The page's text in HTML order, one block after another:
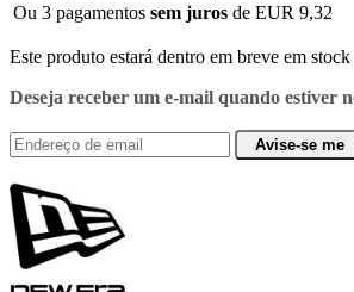
Ou 3 pagamentos sem juros de EUR 9,32
Este produto estará dentro em breve em stock
Deseja receber um e-mail quando estiver
Avise-se me